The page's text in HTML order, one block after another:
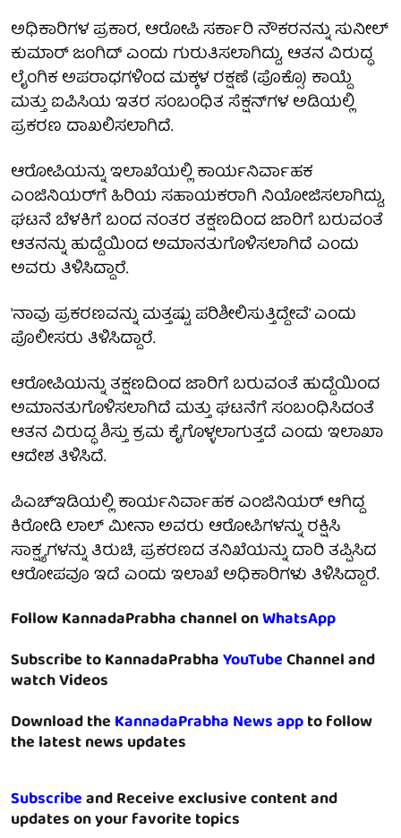
ಅಧಿಕಾರಿಗಳ ಪ್ರಕಾರ, ಆರೋಪಿ ಸರ್ಕಾರಿ ನೌಕರನನ್ನು ಸುನೀಲ್
ಕುಮಾರ್ ಜಂಗಿದ್ ಎಂದು ಗುರುತಿಸಲಾಗಿದ್ದು, ಆತನ ವಿರುದ್ಧ
ಲೈಂಗಿಕ ಅಪರಾಧಗಳಿಂದ ಮಕ್ಕಳ ರಕ್ಷಣೆ (ಪೊಕ್ಸೊ) ಕಾಯ್ದೆ
ಮತ್ತು ಐಪಿಸಿಯ ಇತರ ಸಂಬಂಧಿತ ಸೆಕ್ಷನ್‌ಗಳ ಅಡಿಯಲ್ಲಿ
ಪ್ರಕರಣ ದಾಖಲಿಸಲಾಗಿದೆ.
ಆರೋಪಿಯನ್ನು ಇಲಾಖೆಯಲ್ಲಿ ಕಾರ್ಯನಿರ್ವಾಹಕ
ಎಂಜಿನಿಯರ್‌ಗೆ ಹಿರಿಯ ಸಹಾಯಕರಾಗಿ ನಿಯೋಜಿಸಲಾಗಿದ್ದು,
ಘಟನೆ ಬೆಳಕಿಗೆ ಬಂದ ನಂತರ ತಕ್ಷಣದಿಂದ ಜಾರಿಗೆ ಬರುವಂತೆ
ಆತನನ್ನು ಹುದ್ದೆಯಿಂದ ಅಮಾನತುಗೊಳಿಸಲಾಗಿದೆ ಎಂದು
ಅವರು ತಿಳಿಸಿದ್ದಾರೆ.
'ನಾವು ಪ್ರಕರಣವನ್ನು ಮತ್ತಷ್ಟು ಪರಿಶೀಲಿಸುತ್ತಿದ್ದೇವೆ' ಎಂದು
ಪೊಲೀಸರು ತಿಳಿಸಿದ್ದಾರೆ.
ಆರೋಪಿಯನ್ನು ತಕ್ಷಣದಿಂದ ಜಾರಿಗೆ ಬರುವಂತೆ ಹುದ್ದೆಯಿಂದ
ಅಮಾನತುಗೊಳಿಸಲಾಗಿದೆ ಮತ್ತು ಘಟನೆಗೆ ಸಂಬಂಧಿಸಿದಂತೆ
ಆತನ ವಿರುದ್ಧ ಶಿಸ್ತು ಕ್ರಮ ಕೈಗೊಳ್ಳಲಾಗುತ್ತದೆ ಎಂದು ಇಲಾಖಾ
ಆದೇಶ ತಿಳಿಸಿದೆ.
ಪಿಎಚ್‌ಇಡಿಯಲ್ಲಿ ಕಾರ್ಯನಿರ್ವಾಹಕ ಎಂಜಿನಿಯರ್ ಆಗಿದ್ದ
ಕಿರೋಡಿ ಲಾಲ್ ಮೀನಾ ಅವರು ಆರೋಪಿಗಳನ್ನು ರಕ್ಷಿಸಿ
ಸಾಕ್ಷ್ಯಗಳನ್ನು ತಿರುಚಿ, ಪ್ರಕರಣದ ತನಿಖೆಯನ್ನು ದಾರಿ ತಪ್ಪಿಸಿದ
ಆರೋಪವೂ ಇದೆ ಎಂದು ಇಲಾಖೆ ಅಧಿಕಾರಿಗಳು ತಿಳಿಸಿದ್ದಾರೆ.
Follow KannadaPrabha channel onWhatsApp
Subscribe to KannadaPrabhaYouTubeChannel and
watch Videos
Download theKannadaPrabha News appto follow
the latest news updates
Subscribeand Receive exclusive content and
updates on your favorite topics